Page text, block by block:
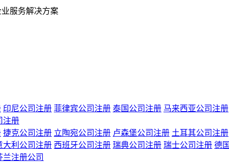
服务解决方案
印尼公司注册 菲律宾公司注册 泰国公司注册 马来西亚公司注册
注册
捷克公司注册 立陶宛公司注册 卢森堡公司注册 土耳其公司注册
大利公司注册 西班牙公司注册 瑞典公司注册 瑞士公司注册 德
兰注册公司